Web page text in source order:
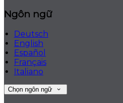
Ngôn ngữ
Deutsch
English
Español
Français
Italiano
Chọn ngôn ngữ